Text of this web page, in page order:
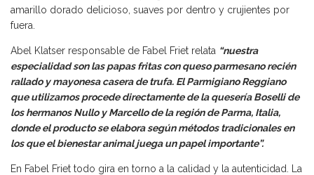
amarillo dorado delicioso, suaves por dentro y crujientes por
fuera.
Abel Klatser responsable de Fabel Friet relata “nuestra
especialidad son las papas fritas con queso parmesano recién
rallado y mayonesa casera de trufa. El Parmigiano Reggiano
que utilizamos procede directamente de la quesería Boselli de
los hermanos Nullo y Marcello de la región de Parma, Italia,
donde el producto se elabora según métodos tradicionales en
los que el bienestar animal juega un papel importante”.
En Fabel Friet todo gira en torno a la calidad y la autenticidad. La